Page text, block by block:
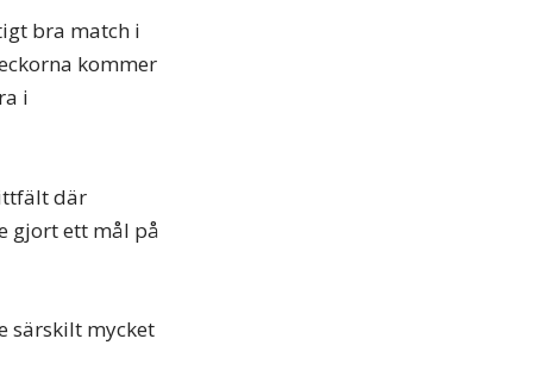
bra match i
kommer
i
där
gjort ett mål på
särskilt mycket